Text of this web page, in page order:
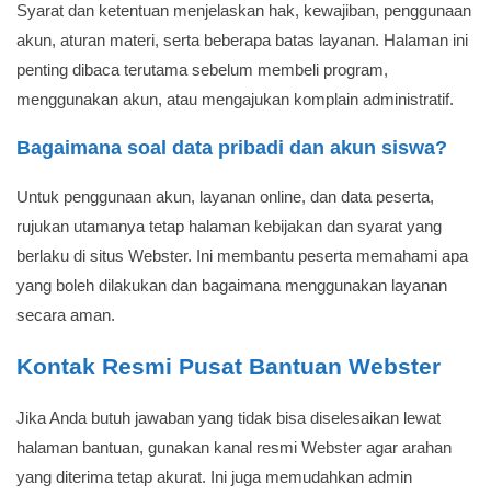
Syarat dan ketentuan menjelaskan hak, kewajiban, penggunaan
akun, aturan materi, serta beberapa batas layanan. Halaman ini
penting dibaca terutama sebelum membeli program,
menggunakan akun, atau mengajukan komplain administratif.
Bagaimana soal data pribadi dan akun siswa?
Untuk penggunaan akun, layanan online, dan data peserta,
rujukan utamanya tetap halaman kebijakan dan syarat yang
berlaku di situs Webster. Ini membantu peserta memahami apa
yang boleh dilakukan dan bagaimana menggunakan layanan
secara aman.
Kontak Resmi Pusat Bantuan Webster
Jika Anda butuh jawaban yang tidak bisa diselesaikan lewat
halaman bantuan, gunakan kanal resmi Webster agar arahan
yang diterima tetap akurat. Ini juga memudahkan admin